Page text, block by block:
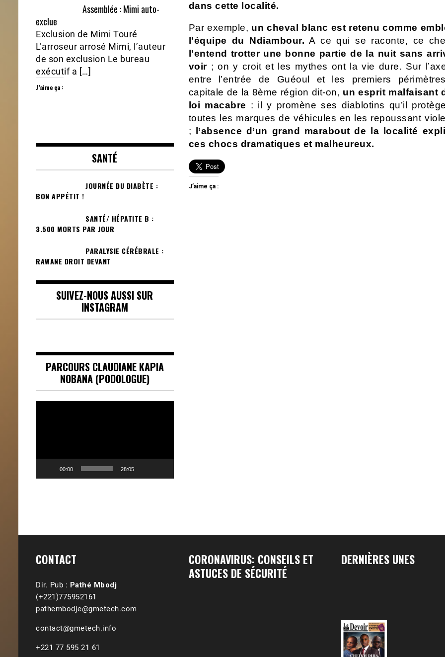
dans cette localité.
Par exemple, un cheval blanc est retenu comme
l’équipe du Ndiambour. A ce qui se raconte, ce
l’entend trotter une bonne partie de la nuit sans
voir; on y croit et les mythes ont la vie dure. Sur
entre l’entrée de Guéoul et les premiers
capitale de la 8ème région dit-on, un esprit malfaisant
loi macabre : il y promène ses diablotins qu’il
toutes les marques de véhicules en les repoussant
;
l’absence d’un grand marabout de la localité
ces chocs dramatiques et malheureux.
J’aime ça :
Assemblée : Mimi auto-
exclue
Exclusion de Mimi Touré
L’arroseur arrosé Mimi, l’auteur
de son exclusion Le bureau
exécutif a […]
J’aime ça :
SANTÉ
JOURNÉE DU DIABÈTE :
BON APPÉTIT !
SANTÉ/ HÉPATITE B :
3.500 MORTS PAR JOUR
PARALYSIE CÉRÉBRALE :
RAWANE DROIT DEVANT
SUIVEZ-NOUS AUSSI SUR
INSTAGRAM
PARCOURS CLAUDIANE KAPIA
NOBANA (PODOLOGUE)
00:00 28:05
CONTACT
Dir. Pub : Pathé Mbodj
(+221)775952161
pathembodje@gmetech.com
contact@gmetech.info
+221 77 595 21 61
CORONAVIRUS: CONSEILS ET
ASTUCES DE SÉCURITÉ
DERNIÈRES UNES